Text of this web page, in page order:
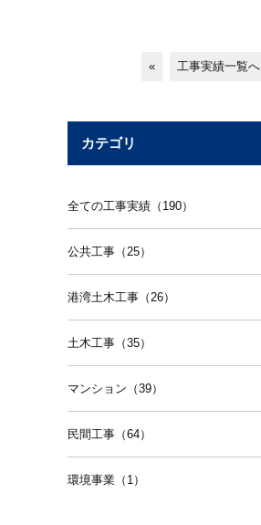
« 工事実績一覧へ
カテゴリ
全ての工事実績（190）
公共工事（25）
港湾土木工事（26）
土木工事（35）
マンション（39）
民間工事（64）
環境事業（1）